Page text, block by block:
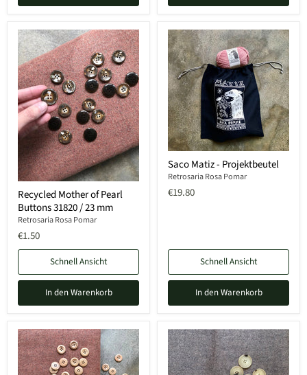
Recycled Mother of Pearl
Buttons 31820 / 23 mm
Retrosaria Rosa Pomar
€1.50
Schnell Ansicht
In den Warenkorb
Saco Matiz - Projektbeutel
Retrosaria Rosa Pomar
€19.80
Schnell Ansicht
In den Warenkorb